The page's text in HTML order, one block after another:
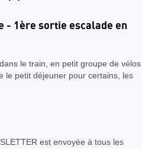
- 1ère sortie escalade en
le train, en petit groupe de vélos
le petit déjeuner pour certains, les
est envoyée à tous les